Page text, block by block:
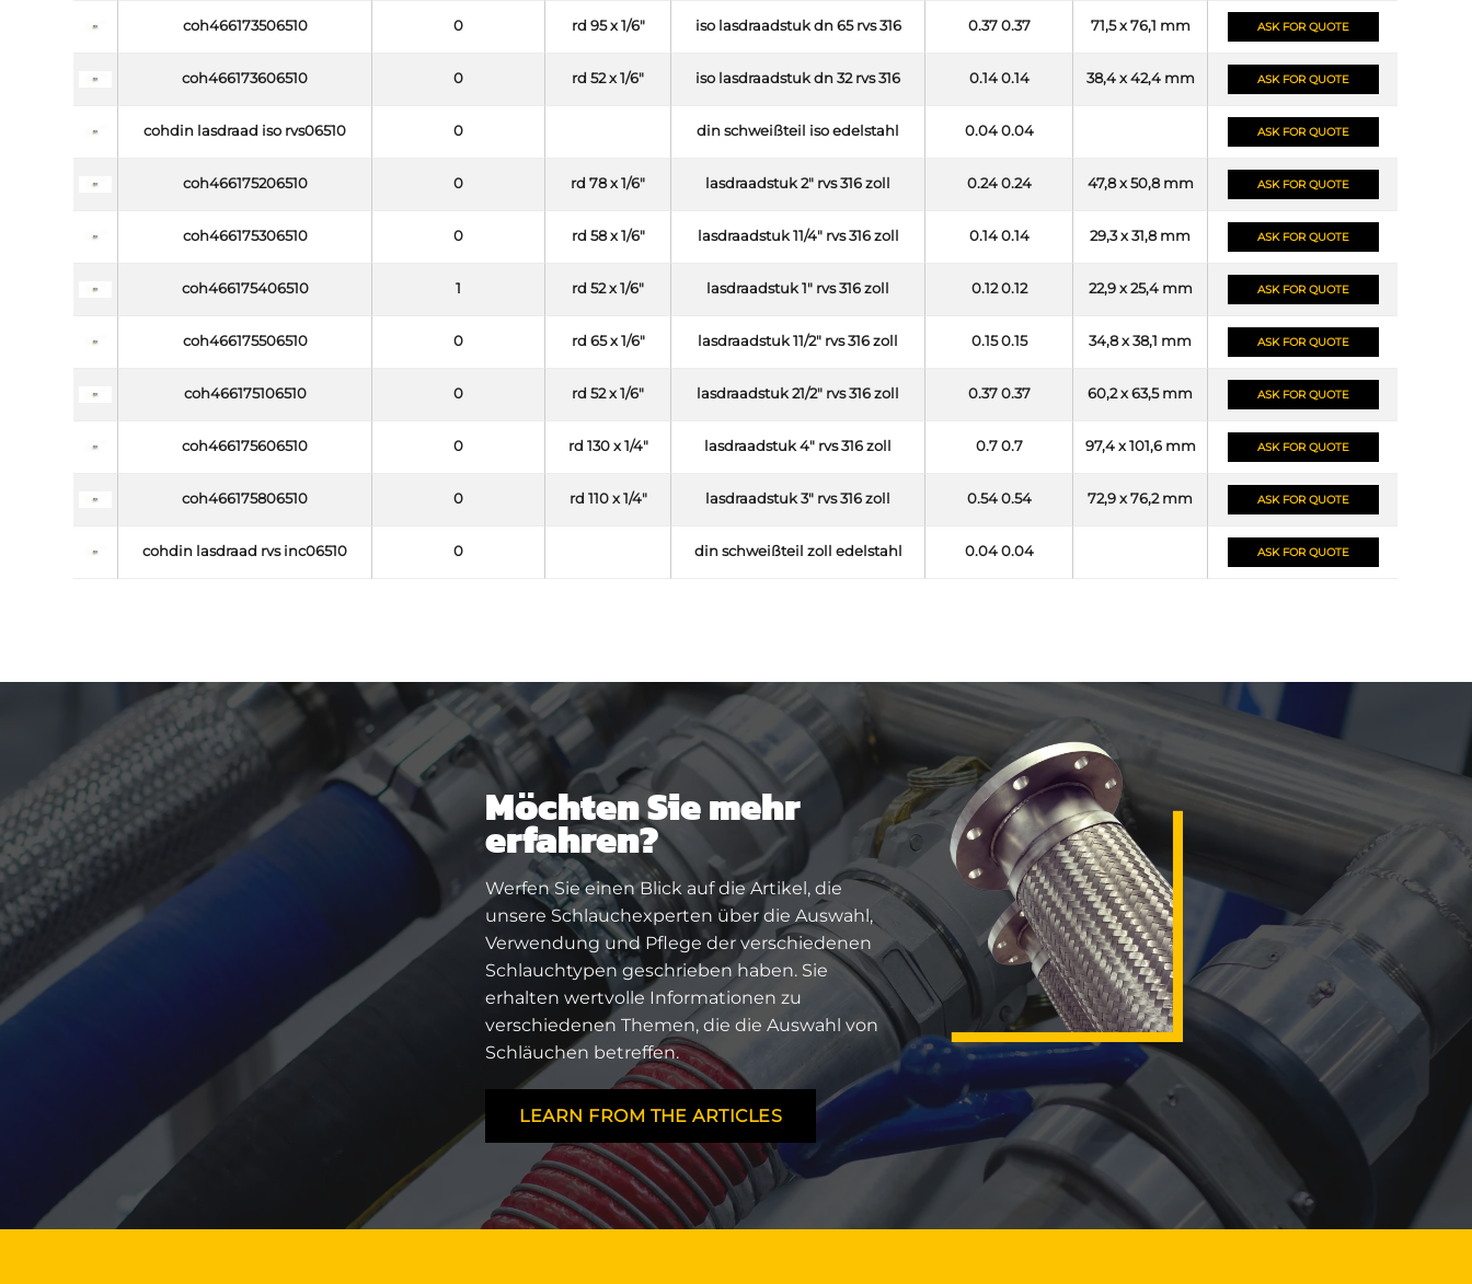
coh466173506510 0 rd 95 x 1/6" iso lasdraadstuk dn 65 rvs 316 0.37 0.37 71,5 x 76,1 mm ASK FOR QUOTE
coh466173606510 0 rd 52 x 1/6" iso lasdraadstuk dn 32 rvs 316 0.14 0.14 38,4 x 42,4 mm ASK FOR QUOTE
cohdin lasdraad iso rvs06510 0 din schweißteil iso edelstahl 0.04 0.04 ASK FOR QUOTE
coh466175206510 0 rd 78 x 1/6" lasdraadstuk 2" rvs 316 zoll 0.24 0.24 47,8 x 50,8 mm ASK FOR QUOTE
coh466175306510 0 rd 58 x 1/6" lasdraadstuk 11/4" rvs 316 zoll 0.14 0.14 29,3 x 31,8 mm ASK FOR QUOTE
coh466175406510 1 rd 52 x 1/6" lasdraadstuk 1" rvs 316 zoll 0.12 0.12 22,9 x 25,4 mm ASK FOR QUOTE
coh466175506510 0 rd 65 x 1/6" lasdraadstuk 11/2" rvs 316 zoll 0.15 0.15 34,8 x 38,1 mm ASK FOR QUOTE
coh466175106510 0 rd 52 x 1/6" lasdraadstuk 21/2" rvs 316 zoll 0.37 0.37 60,2 x 63,5 mm ASK FOR QUOTE
coh466175606510 0 rd 130 x 1/4" lasdraadstuk 4" rvs 316 zoll 0.7 0.7 97,4 x 101,6 mm ASK FOR QUOTE
coh466175806510 0 rd 110 x 1/4" lasdraadstuk 3" rvs 316 zoll 0.54 0.54 72,9 x 76,2 mm ASK FOR QUOTE
cohdin lasdraad rvs inc06510 0 din schweißteil zoll edelstahl 0.04 0.04 ASK FOR QUOTE
Möchten Sie mehr
erfahren?
Werfen Sie einen Blick auf die Artikel, die
unsere Schlauchexperten über die Auswahl,
Verwendung und Pflege der verschiedenen
Schlauchtypen geschrieben haben. Sie
erhalten wertvolle Informationen zu
verschiedenen Themen, die die Auswahl von
Schläuchen betreffen.
LEARN FROM THE ARTICLES